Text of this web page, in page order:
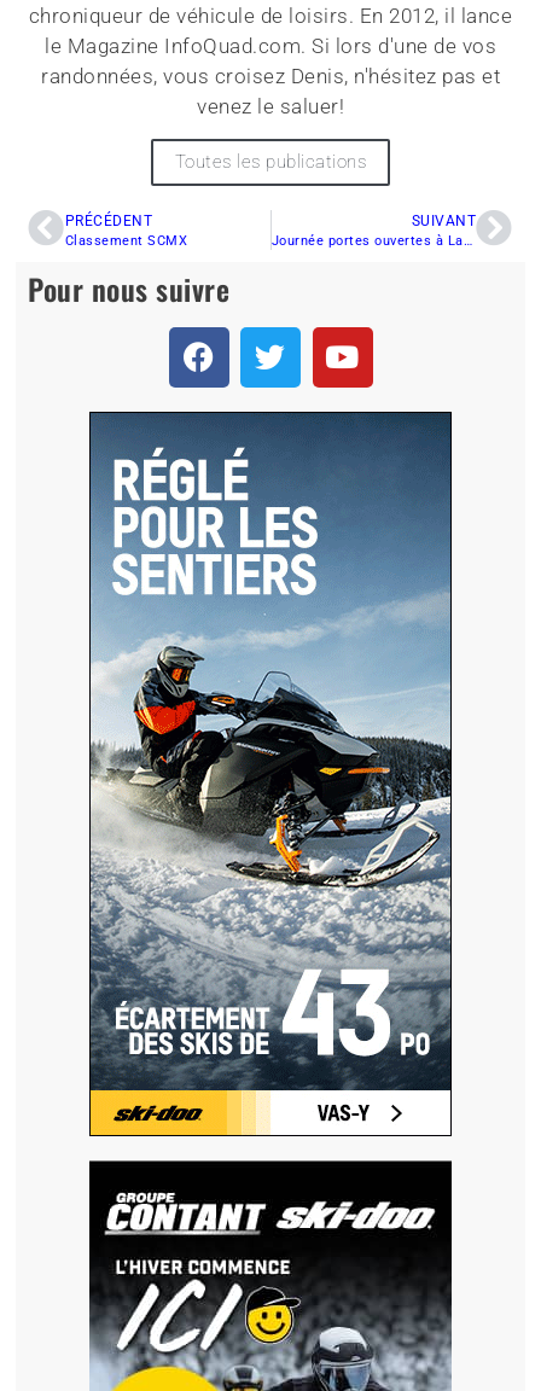
chroniqueur de véhicule de loisirs. En 2012, il lance
le Magazine InfoQuad.com. Si lors d'une de vos
randonnées, vous croisez Denis, n'hésitez pas et
venez le saluer!
Toutes les publications
PRÉCÉDENT
Classement SCMX
SUIVANT
Journée portes ouvertes à Laval et essai motoneiges Ski-Doo 2013
Pour nous suivre